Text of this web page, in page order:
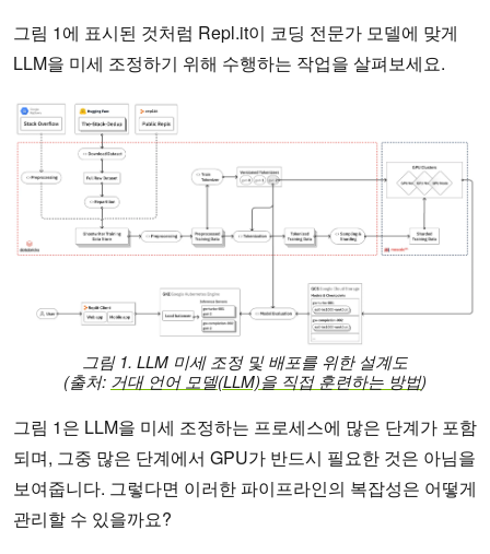
그림 1에 표시된 것처럼 Repl.it이 코딩 전문가 모델에 맞게
LLM을 미세 조정하기 위해 수행하는 작업을 살펴보세요.
그림 1. LLM 미세 조정 및 배포를 위한 설계도
(출처: 거대 언어 모델(LLM)을 직접 훈련하는 방법)
그림 1은 LLM을 미세 조정하는 프로세스에 많은 단계가 포함
되며, 그중 많은 단계에서 GPU가 반드시 필요한 것은 아님을
보여줍니다. 그렇다면 이러한 파이프라인의 복잡성은 어떻게
관리할 수 있을까요?